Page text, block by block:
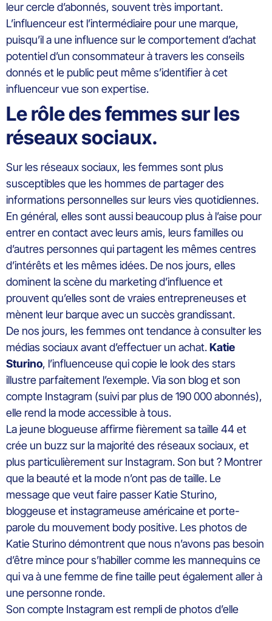
leur cercle d’abonnés, souvent très important.
L’influenceur est l’intermédiaire pour une marque,
puisqu’il a une influence sur le comportement d’achat
potentiel d’un consommateur à travers les conseils
donnés et le public peut même s’identifier à cet
influenceur vue son expertise.
Le rôle des femmes sur les
réseaux sociaux.
Sur les réseaux sociaux, les femmes sont plus
susceptibles que les hommes de partager des
informations personnelles sur leurs vies quotidiennes.
En général, elles sont aussi beaucoup plus à l’aise pour
entrer en contact avec leurs amis, leurs familles ou
d’autres personnes qui partagent les mêmes centres
d’intérêts et les mêmes idées. De nos jours, elles
dominent la scène du marketing d’influence et
prouvent qu’elles sont de vraies entrepreneuses et
mènent leur barque avec un succès grandissant.
De nos jours, les femmes ont tendance à consulter les
médias sociaux avant d’effectuer un achat.Katie
Sturino, l’influenceuse qui copie le look des stars
illustre parfaitement l’exemple. Via son blog et son
compte Instagram (suivi par plus de 190 000 abonnés),
elle rend la mode accessible à tous.
La jeune blogueuse affirme fièrement sa taille 44 et
crée un buzz sur la majorité des réseaux sociaux, et
plus particulièrement sur Instagram. Son but ? Montrer
que la beauté et la mode n’ont pas de taille. Le
message que veut faire passer Katie Sturino,
bloggeuse et instagrameuse américaine et porte-
parole du mouvement body positive. Les photos de
Katie Sturino démontrent que nous n’avons pas besoin
d’être mince pour s’habiller comme les mannequins ce
qui va à une femme de fine taille peut également aller à
une personne ronde.
Son compte Instagram est rempli de photos d’elle